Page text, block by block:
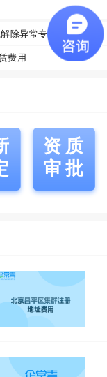
除异常专用
费用
资质
审批